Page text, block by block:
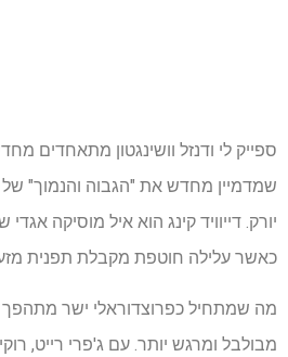
ספייק לי ודנזל וושינגטון מתאחדים
שמדמיין מחדש את "הגבוה והנמוך" של
יורק. דייוויד קינג הוא איל מוסיקה
כאשר עלילה חוטפת מקבלת תפנית
מה שמתחיל כפרוצדוראלי ישר מתהפך